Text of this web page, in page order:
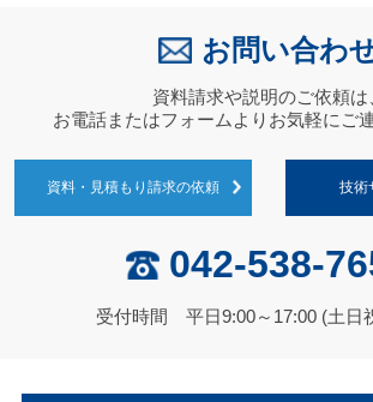
お問い合わ
資料請求や説明のご依頼は
お電話またはフォームよりお気軽にご
資料・見積もり請求の依頼 技術
042-538-
受付時間 平日9:00～17:00 (土日